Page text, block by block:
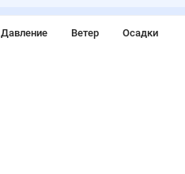
Давление Ветер Осадки